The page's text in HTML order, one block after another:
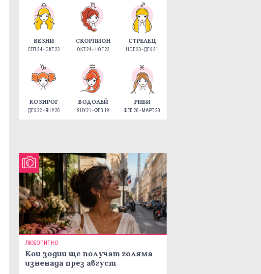
ВЕЗНИ
СЕП 24 - ОКТ 23
СКОРПИОН
ОКТ 24 - НОЕ 22
СТРЕЛЕЦ
НОЕ 23 - ДЕК 21
КОЗИРОГ
ДЕК 22 - ЯНУ 20
ВОДОЛЕЙ
ЯНУ 21 - ФЕВ 19
РИБИ
ФЕВ 20 - МАРТ 20
ЛЮБОПИТНО
Кои зодии ще получат голяма
изненада през август